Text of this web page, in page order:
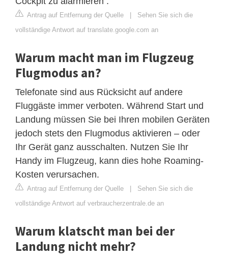
Antrag auf Entfernung der Quelle | Sehen Sie sich die
vollständige Antwort auf translate.google.com an
Warum macht man im Flugzeug
Flugmodus an?
Telefonate sind aus Rücksicht auf andere
Fluggäste immer verboten. Während Start und
Landung müssen Sie bei Ihren mobilen Geräten
jedoch stets den Flugmodus aktivieren – oder
Ihr Gerät ganz ausschalten. Nutzen Sie Ihr
Handy im Flugzeug, kann dies hohe Roaming-
Kosten verursachen.
Antrag auf Entfernung der Quelle | Sehen Sie sich die
vollständige Antwort auf verbraucherzentrale.de an
Warum klatscht man bei der
Landung nicht mehr?